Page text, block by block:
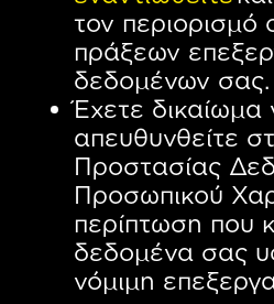
τον περιορισμό
πράξεων
δεδομένων σας.
Έχετε δικαίωμα
απευθυνθείτε
Προστασίας
Προσωπικού
περίπτωση που
δεδομένα σας
νόμιμη